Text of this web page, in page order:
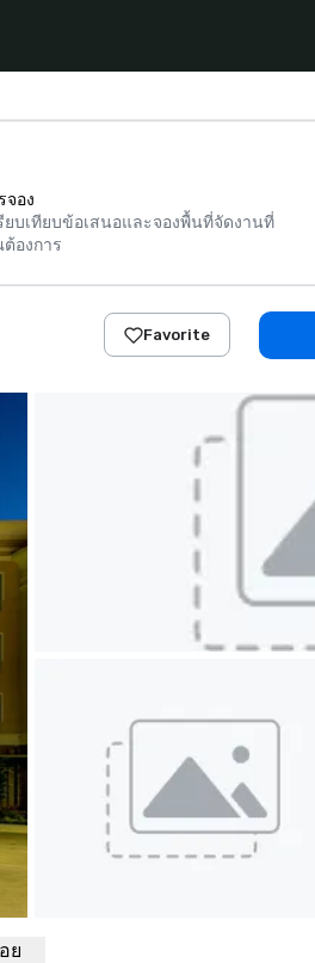
จอง
ยบเทียบข้อเสนอและจองพื้นที่จัดงานที่
องการ
Favorite
ย